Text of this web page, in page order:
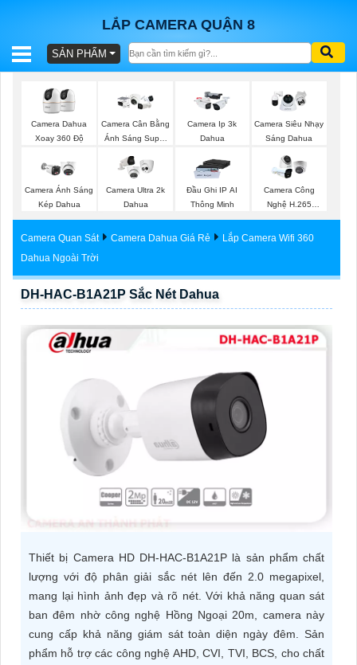
LẮP CAMERA QUẬN 8
BÁO
TRỌN
GÓI
SẢN
TƯ
LẮP
VẤN
DỊCH
VỤ
SẢN PHẨM
Camera Dahua
Xoay 360 Độ
Camera Cân Bằng
Ánh Sáng Super
Camera Ip 3k
Dahua
Camera Siêu Nhạy
Sáng Dahua
Camera Ánh Sáng
Kép Dahua
Camera Ultra 2k
Dahua
Đầu Ghi IP AI
Thông Minh
Camera Công
Nghệ H.265
Hikvision
Camera Quan Sát Camera Dahua Giá Rẻ
Lắp Camera Wifi 360
Dahua Ngoài Trời
DH-HAC-B1A21P Sắc Nét Dahua
Thiết bị Camera HD DH-HAC-B1A21P là sản phẩm chất
lượng với độ phân giải sắc nét lên đến 2.0 megapixel,
mang lại hình ảnh đẹp và rõ nét. Với khả năng quan sát
ban đêm nhờ công nghệ Hồng Ngoại 20m, camera này
cung cấp khả năng giám sát toàn diện ngày đêm. Sản
phẩm hỗ trợ các công nghệ AHD, CVI, TVI, BCS, cho chất